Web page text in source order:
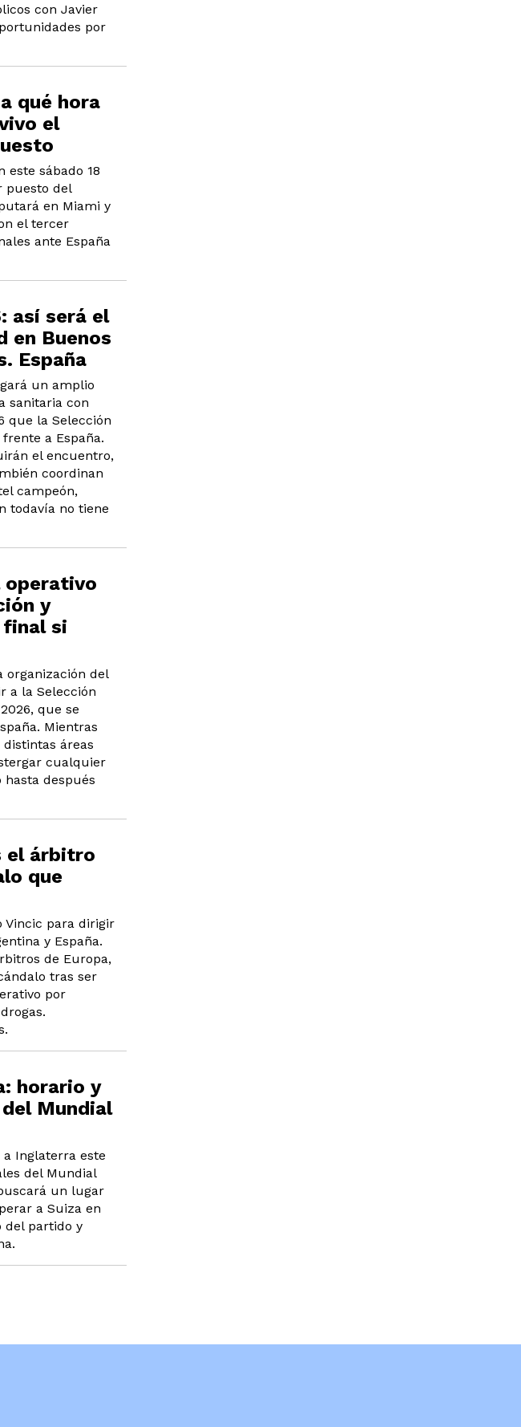
con Javier
por
qué hora
el
este sábado 18
puesto del
en Miami y
el tercer
ante España
así será el
en Buenos
España
un amplio
sanitaria con
que la Selección
a España.
el encuentro,
coordinan
campeón,
todavía no tiene
operativo
y
final si
organización del
a la Selección
que se
Mientras
áreas
cualquier
después
el árbitro
que
Vincic para dirigir
y España.
de Europa,
tras ser
por
horario y
Mundial
Inglaterra este
del Mundial
un lugar
a Suiza en
del partido y